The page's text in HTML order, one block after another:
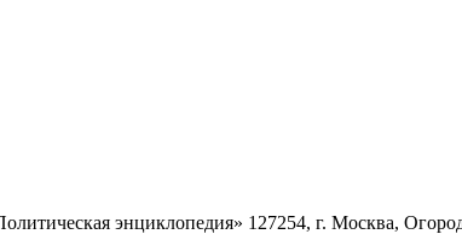
энциклопедия» 127254, г. Москва,